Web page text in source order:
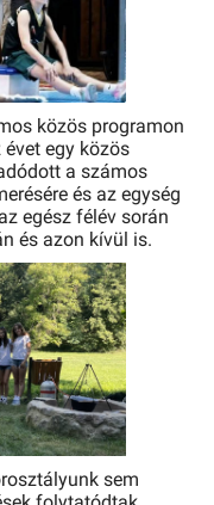
közös programon
egy közös
a számos
és az egység
egész félév során
és azon kívül is.
sem